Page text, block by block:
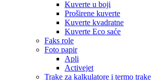
Kuverte u boji
Proširene kuverte
Kuverte kvadratne
Kuverte Eco saće
Faks role
Foto papir
Apli
Activejet
Trake za kalkulatore i termo trake